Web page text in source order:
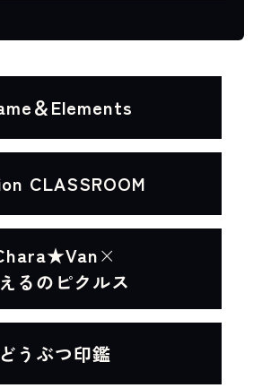
遷移します。
＆Elements
遷移します。
CLASSROOM
遷移します。×
るのピクルス
遷移します。
どうぶつ印鑑